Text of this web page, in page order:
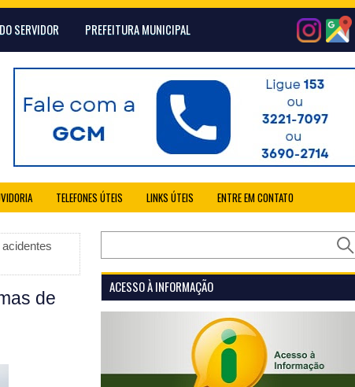
SERVIDOR PREFEITURA MUNICIPAL
TELEFONES ÚTEIS LINKS ÚTEIS ENTRE EM CONTATO
de
ACESSO À INFORMAÇÃO